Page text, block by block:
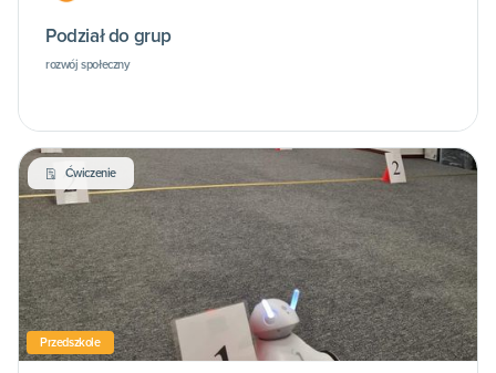
Podział do grup
rozwój społeczny
Ćwiczenie
Przedszkole